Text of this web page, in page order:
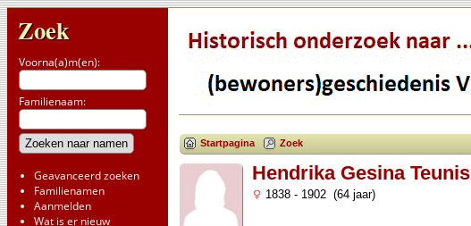
Zoek
Voorna(a)m(en):
Familienaam:
Geavanceerd zoeken
Familienamen
Aanmelden
Wat is er nieuw
Startpagina Zoek
Hendrika Gesina Teunis
1838 - 1902 (64 jaar)